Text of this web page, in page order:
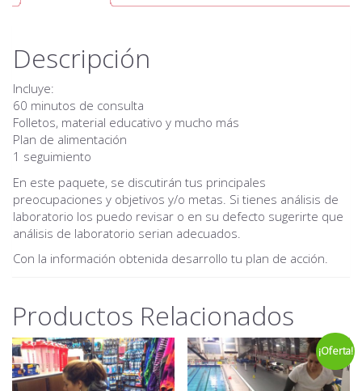
Descripción
Incluye:
60 minutos de consulta
Folletos, material educativo y mucho más
Plan de alimentación
1 seguimiento
En este paquete, se discutirán tus principales
preocupaciones y objetivos y/o metas. Si tienes análisis de
laboratorio los puedo revisar o en su defecto sugerirte que
análisis de laboratorio serian adecuados.
Con la información obtenida desarrollo tu plan de acción.
Productos Relacionados
¡Oferta!